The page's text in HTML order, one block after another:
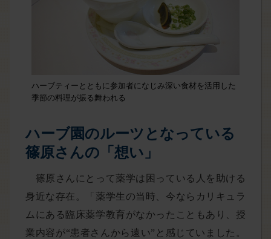
ハーブティーとともに参加者になじみ深い食材を活用した
季節の料理が振る舞われる
ハーブ園のルーツとなっている
篠原さんの「想い」
篠原さんにとって薬学は困っている人を助ける
身近な存在。「薬学生の当時、今ならカリキュラ
ムにある臨床薬学教育がなかったこともあり、授
業内容が“患者さんから遠い”と感じていました。